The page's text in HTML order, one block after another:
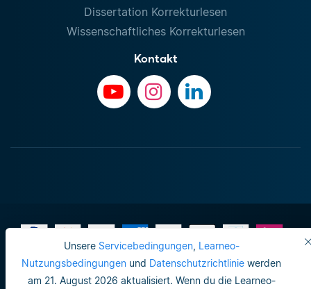
Unsere Servicebedingungen, Learneo-
Nutzungsbedingungen und Datenschutzrichtlinie werden
am 21. August 2026 aktualisiert. Wenn du die Learneo-
Dissertation Korrekturlesen
Wissenschaftliches Korrekturlesen
Kontakt
Impressum